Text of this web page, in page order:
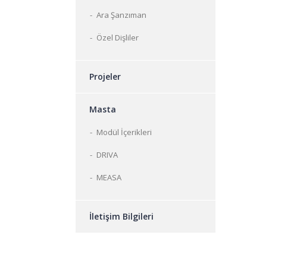
Ara Şanzıman
Özel Dişliler
Projeler
Masta
Modül İçerikleri
DRIVA
MEASA
İletişim Bilgileri